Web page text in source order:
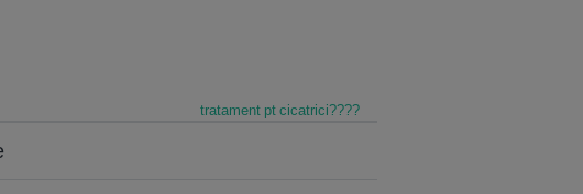
tratament pt cicatrici????